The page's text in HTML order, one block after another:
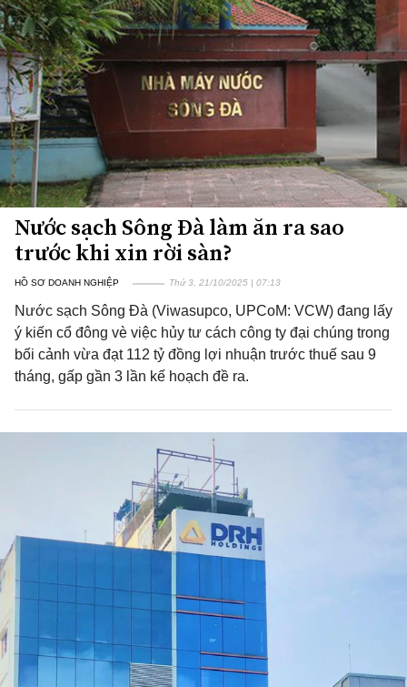
Nước sạch Sông Đà làm ăn ra sao
trước khi xin rời sàn?
HỒ SƠ DOANH NGHIỆP Thứ 3, 21/10/2025 | 07:13
Nước sạch Sông Đà (Viwasupco, UPCoM: VCW) đang lấy
ý kiến cổ đông vè việc hủy tư cách công ty đại chúng trong
bối cảnh vừa đạt 112 tỷ đồng lợi nhuận trước thuế sau 9
tháng, gấp gần 3 lần kế hoạch đề ra.